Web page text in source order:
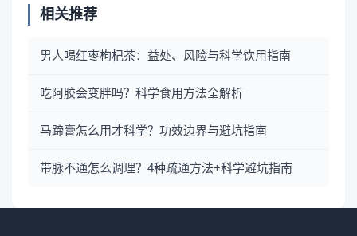
相关推荐
男人喝红枣枸杞茶：益处、风险与科学饮用指南
吃阿胶会变胖吗？科学食用方法全解析
马蹄膏怎么用才科学？功效边界与避坑指南
带脉不通怎么调理？4种疏通方法+科学避坑指南